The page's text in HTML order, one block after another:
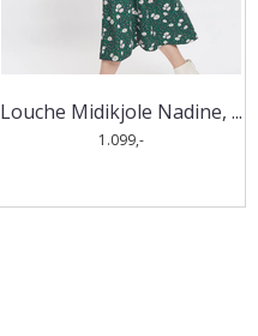
Louche Midikjole Nadine, ...
1.099,-